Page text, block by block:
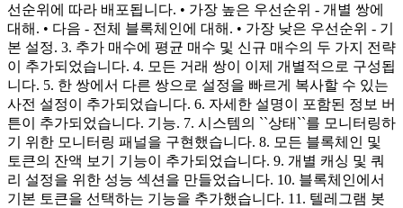
선순위에 따라 배포됩니다. • 가장 높은 우선순위 - 개별 쌍에
대해. • 다음 - 전체 블록체인에 대해. • 가장 낮은 우선순위 - 기
본 설정. 3. 추가 매수에 평균 매수 및 신규 매수의 두 가지 전략
이 추가되었습니다. 4. 모든 거래 쌍이 이제 개별적으로 구성됩
니다. 5. 한 쌍에서 다른 쌍으로 설정을 빠르게 복사할 수 있는
사전 설정이 추가되었습니다. 6. 자세한 설명이 포함된 정보 버
튼이 추가되었습니다. 기능. 7. 시스템의 ``상태``를 모니터링하
기 위한 모니터링 패널을 구현했습니다. 8. 모든 블록체인 및
토큰의 잔액 보기 기능이 추가되었습니다. 9. 개별 캐싱 및 쿼
리 설정을 위한 성능 섹션을 만들었습니다. 10. 블록체인에서
기본 토큰을 선택하는 기능을 추가했습니다. 11. 텔레그램 봇